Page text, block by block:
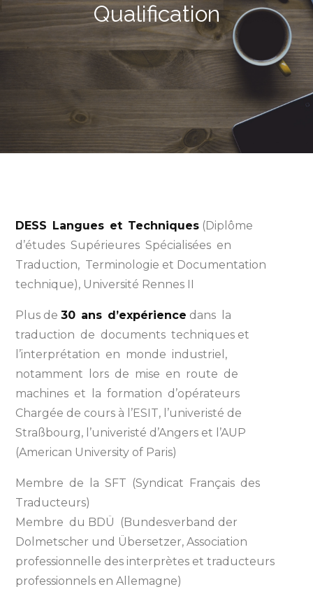
Qualification
DESS Langues et Techniques (Diplôme
d’études Supérieures Spécialisées en
Traduction, Terminologie et Documentation
technique), Université Rennes II
Plus de30 ans d’expérience dans la
traduction de documents techniques et
l’interprétation en monde industriel,
notamment lors de mise en route de
machines et la formation d’opérateurs
Chargée de cours à l’ESIT, l’univeristé de
Straßbourg, l’univeristé d’Angers et l’AUP
(American University of Paris)
Membre de la SFT (Syndicat Français des
Traducteurs)
Membre du BDÜ (Bundesverband der
Dolmetscher und Übersetzer, Association
professionnelle des interprètes et traducteurs
professionnels en Allemagne)